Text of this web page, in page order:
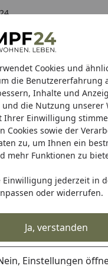
Cookies und
die Benutzererfahrung
Inhalte und
die Nutzung unserer
Ihrer Einwilligung
Cookies sowie der
zu, um Ihnen ein
mehr Funktionen zu
Einwilligung jederzeit in
oder widerrufen.
Ja, verstanden
Einstellungen
Im App Store
gratis
(Gesamtwert bis
FÜR TIMER
FÜR
(85680)